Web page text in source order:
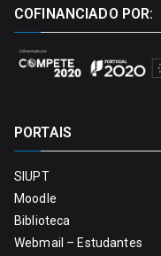
COFINANCIADO POR:
PORTAIS
SIUPT
Moodle
Biblioteca
Webmail – Estudantes